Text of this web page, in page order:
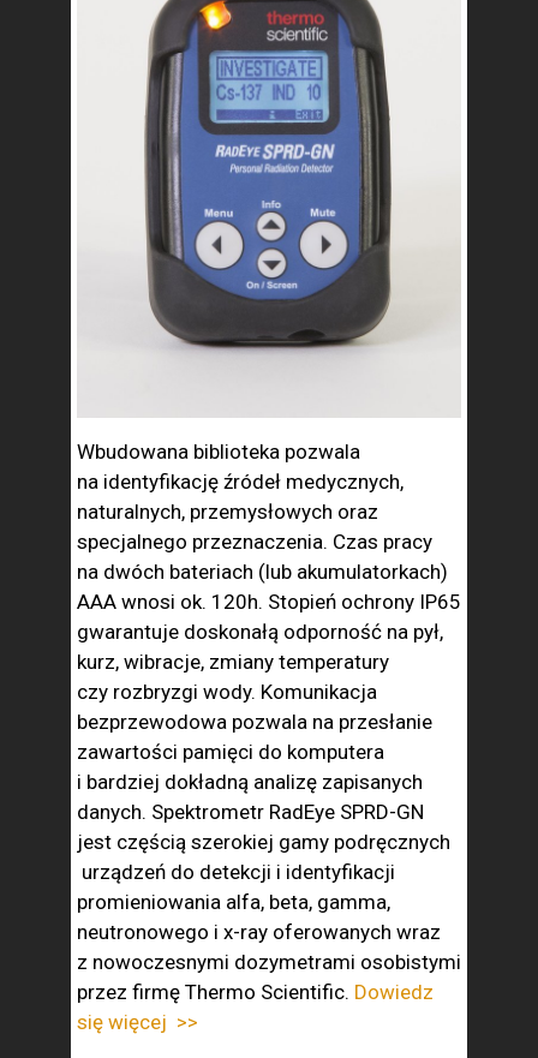
Wbudowana biblioteka pozwala
na identyfikację źródeł medycznych,
naturalnych, przemysłowych oraz
specjalnego przeznaczenia. Czas pracy
na dwóch bateriach (lub akumulatorkach)
AAA wnosi ok. 120h. Stopień ochrony IP65
gwarantuje doskonałą odporność na pył,
kurz, wibracje, zmiany temperatury
czy rozbryzgi wody. Komunikacja
bezprzewodowa pozwala na przesłanie
zawartości pamięci do komputera
i bardziej dokładną analizę zapisanych
danych. Spektrometr RadEye SPRD-GN
jest częścią szerokiej gamy podręcznych
urządzeń do detekcji i identyfikacji
promieniowania alfa, beta, gamma,
neutronowego i x-ray oferowanych wraz
z nowoczesnymi dozymetrami osobistymi
przez firmę Thermo Scientific. Dowiedz
się więcej >>